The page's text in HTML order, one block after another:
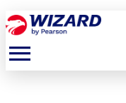
menu